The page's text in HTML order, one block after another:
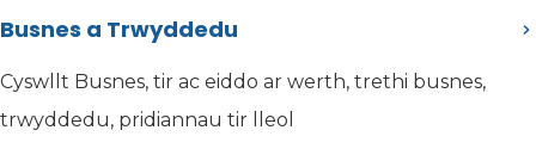
Busnes a Trwyddedu
Cyswllt Busnes, tir ac eiddo ar werth, trethi busnes,
trwyddedu, pridiannau tir lleol